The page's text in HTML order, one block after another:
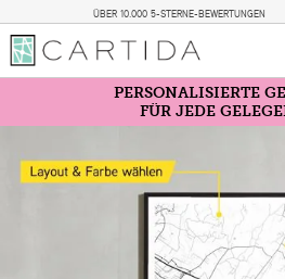
ÜBER 10.000 5-STERNE-BEWERTUNGEN
PERSONALISIERTE
FÜR JEDE